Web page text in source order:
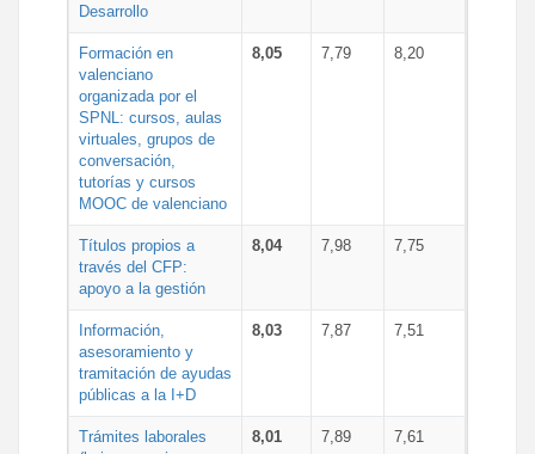
Desarrollo
Formación en
valenciano
organizada por el
SPNL: cursos, aulas
virtuales, grupos de
conversación,
tutorías y cursos
MOOC de valenciano
8,05 7,79 8,20
Títulos propios a
través del CFP:
apoyo a la gestión
8,04 7,98 7,75
Información,
asesoramiento y
tramitación de ayudas
públicas a la I+D
8,03 7,87 7,51
Trámites laborales
8,01 7,89 7,61